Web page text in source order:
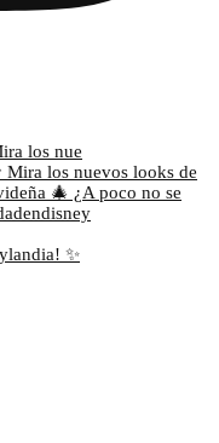
los nue
✨